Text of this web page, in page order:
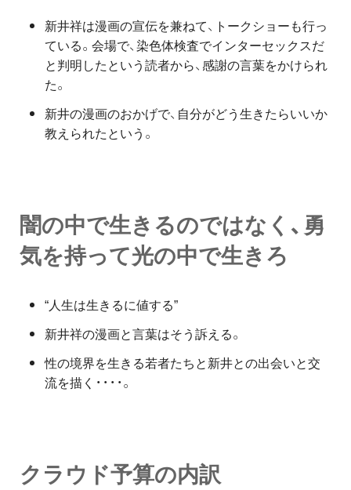
新井祥は漫画の宣伝を兼ねて、トークショーも行っ
ている。会場で、染色体検査でインターセックスだ
と判明したという読者から、感謝の言葉をかけられ
た。
新井の漫画のおかげで、自分がどう生きたらいいか
教えられたという。
闇の中で生きるのではなく、勇
気を持って光の中で生きろ
“人生は生きるに値する”
新井祥の漫画と言葉はそう訴える。
性の境界を生きる若者たちと新井との出会いと交
流を描く・・・・。
クラウド予算の内訳